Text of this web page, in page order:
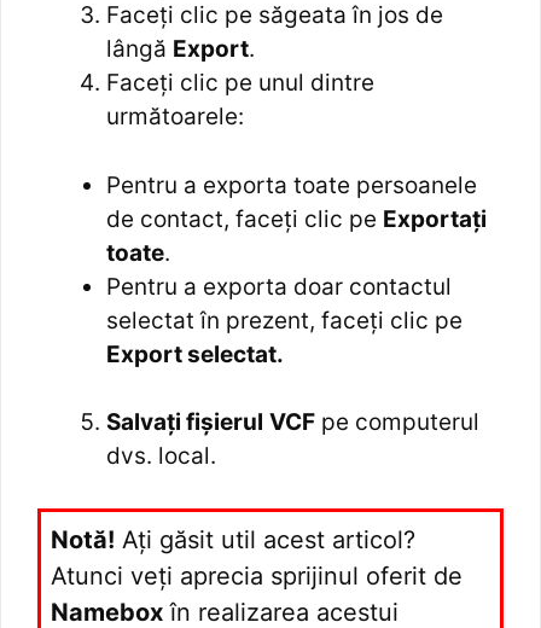
Faceți clic pe săgeata în jos de
lângă Export.
Faceți clic pe unul dintre
următoarele:
Pentru a exporta toate persoanele
de contact, faceți clic pe Exportați
toate.
Pentru a exporta doar contactul
selectat în prezent, faceți clic pe
Export selectat.
Salvați fișierul VCF pe computerul
dvs. local.
Notă! Ați găsit util acest articol?
Atunci veți aprecia sprijinul oferit de
Namebox în realizarea acestui